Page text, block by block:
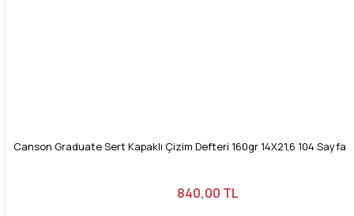
Canson Graduate Sert Kapaklı Çizim Defteri 160gr 14X21,6 104 Sayfa
840,00 TL